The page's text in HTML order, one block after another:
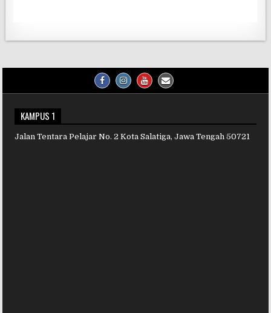
KAMPUS 1
Jalan Tentara Pelajar No. 2 Kota Salatiga, Jawa Tengah 50721